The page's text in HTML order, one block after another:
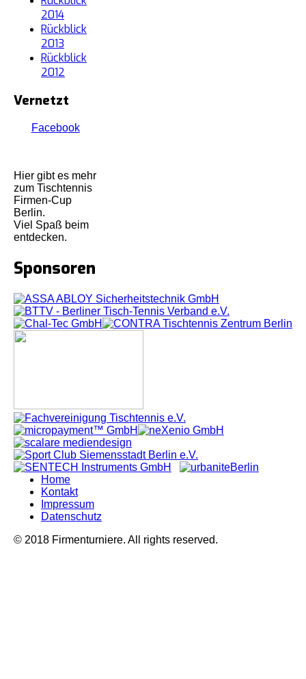
2014
Rückblick
2013
Rückblick
2012
Vernetzt
Facebook
Hier gibt es mehr
zum Tischtennis
Firmen-Cup
Berlin.
Viel Spaß beim
entdecken.
Sponsoren
Home
Kontakt
Impressum
Datenschutz
© 2018 Firmenturniere. All rights reserved.